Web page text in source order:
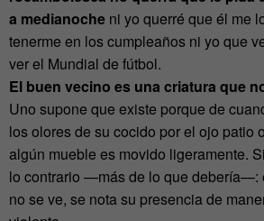
a medianoche ni yo querré que él me
tenerme en los cumpleaños ni yo que
ver el Mundial de fútbol.
El buen vecino es una criatura que
Uno supone que existe porque de
los olores de su cocido por el ojo patio
algún mueble es movido ligeramente.
lo contrario —más de lo que debería—:
no se ve, se nota su presencia de